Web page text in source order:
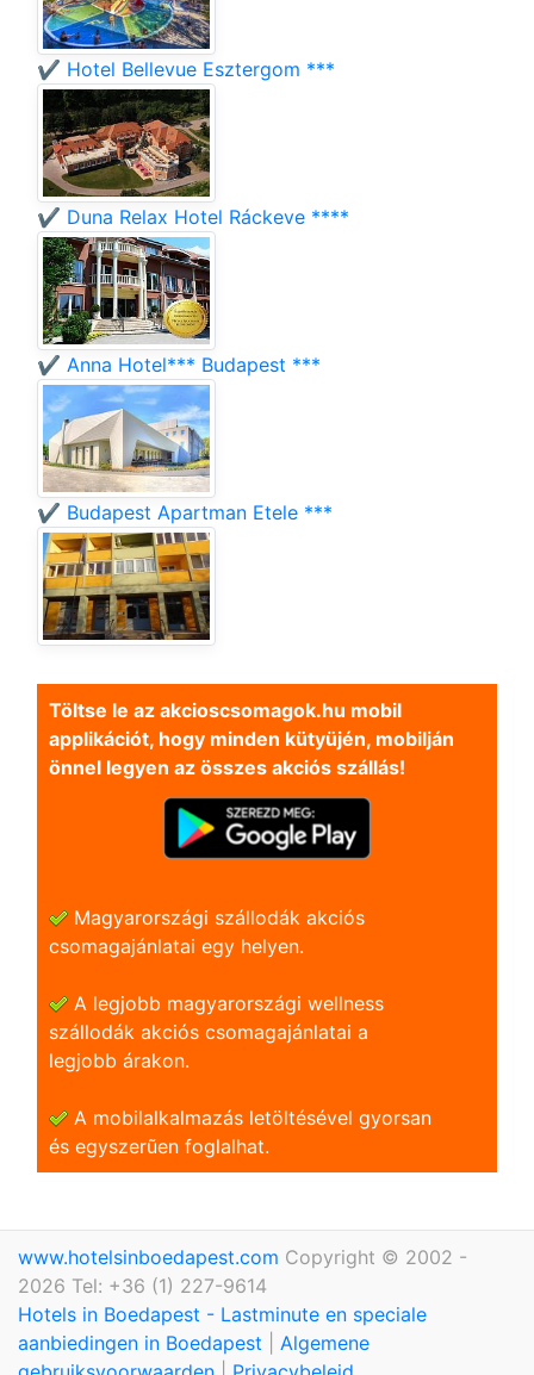
✔️ Hotel Bellevue Esztergom ***
✔️ Duna Relax Hotel Ráckeve ****
✔️ Anna Hotel*** Budapest ***
✔️ Budapest Apartman Etele ***
Töltse le az akcioscsomagok.hu mobil
applikációt, hogy minden kütyüjén, mobilján
önnel legyen az összes akciós szállás!
Magyarországi szállodák akciós
csomagajánlatai egy helyen.
A legjobb magyarországi wellness
szállodák akciós csomagajánlatai a
legjobb árakon.
A mobilalkalmazás letöltésével gyorsan
és egyszerũen foglalhat.
www.hotelsinboedapest.com Copyright © 2002 -
2026 Tel: +36 (1) 227-9614
Hotels in Boedapest - Lastminute en speciale
aanbiedingen in Boedapest
Algemene